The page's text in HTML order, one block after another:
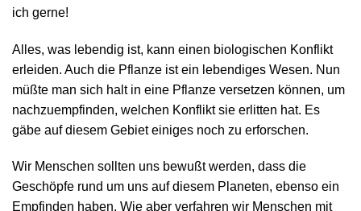
ich gerne!
Alles, was lebendig ist, kann einen biologischen Konflikt
erleiden. Auch die Pflanze ist ein lebendiges Wesen. Nun
müßte man sich halt in eine Pflanze versetzen können, um
nachzuempfinden, welchen Konflikt sie erlitten hat. Es
gäbe auf diesem Gebiet einiges noch zu erforschen.
Wir Menschen sollten uns bewußt werden, dass die
Geschöpfe rund um uns auf diesem Planeten, ebenso ein
Empfinden haben. Wie aber verfahren wir Menschen mit